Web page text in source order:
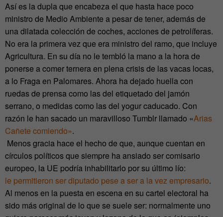
Así es la dupla que encabeza el que hasta hace poco
ministro de Medio Ambiente a pesar de tener, además de
una dilatada colección de coches, acciones de petrolíferas.
No era la primera vez que era ministro del ramo, que incluye
Agricultura. En su día no le tembló la mano a la hora de
ponerse a comer ternera en plena crisis de las vacas locas,
a lo Fraga en Palomares. Ahora ha dejado huella con
ruedas de prensa como las del etiquetado del jamón
serrano, o medidas como las del yogur caducado. Con
razón le han sacado un maravilloso Tumblr llamado «Arias
Cañete comiendo».
Menos gracia hace el hecho de que, aunque cuentan en
círculos políticos que siempre ha ansiado ser comisario
europeo, la UE podría inhabilitarlo por su último lío:
le permitieron ser diputado pese a ser a la vez empresario.
Al menos en la puesta en escena en su cartel electoral ha
sido más original de lo que se suele ser: normalmente uno